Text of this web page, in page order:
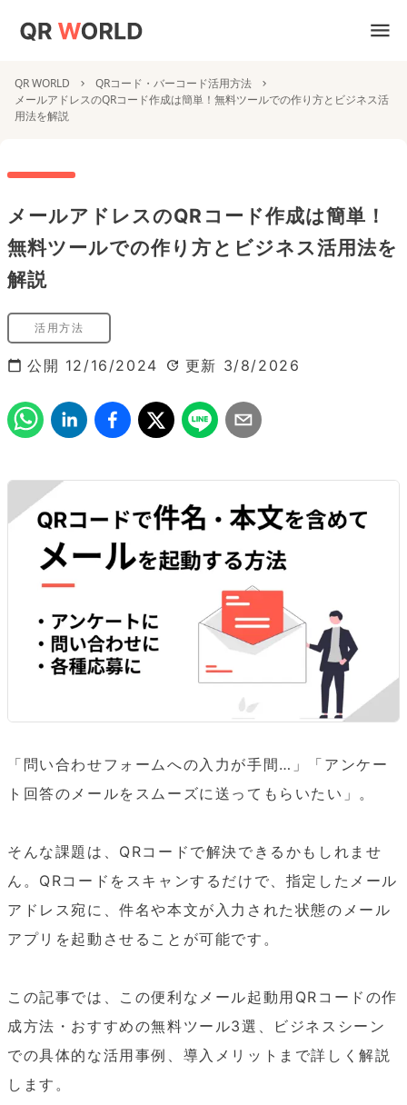
QR WORLD
QRコード・バーコード活用方法
メールアドレスのQRコード作成は簡単！無料ツールでの作り方とビジネス活
用法を解説
メールアドレスのQRコード作成は簡単！
無料ツールでの作り方とビジネス活用法を
解説
活用方法
公開 12/16/2024 更新 3/8/2026
「問い合わせフォームへの入力が手間…」「アンケー
ト回答のメールをスムーズに送ってもらいたい」。
そんな課題は、QRコードで解決できるかもしれませ
ん。QRコードをスキャンするだけで、指定したメール
アドレス宛に、件名や本文が入力された状態のメール
アプリを起動させることが可能です。
この記事では、この便利なメール起動用QRコードの作
成方法・おすすめの無料ツール3選、ビジネスシーン
での具体的な活用事例、導入メリットまで詳しく解説
します。